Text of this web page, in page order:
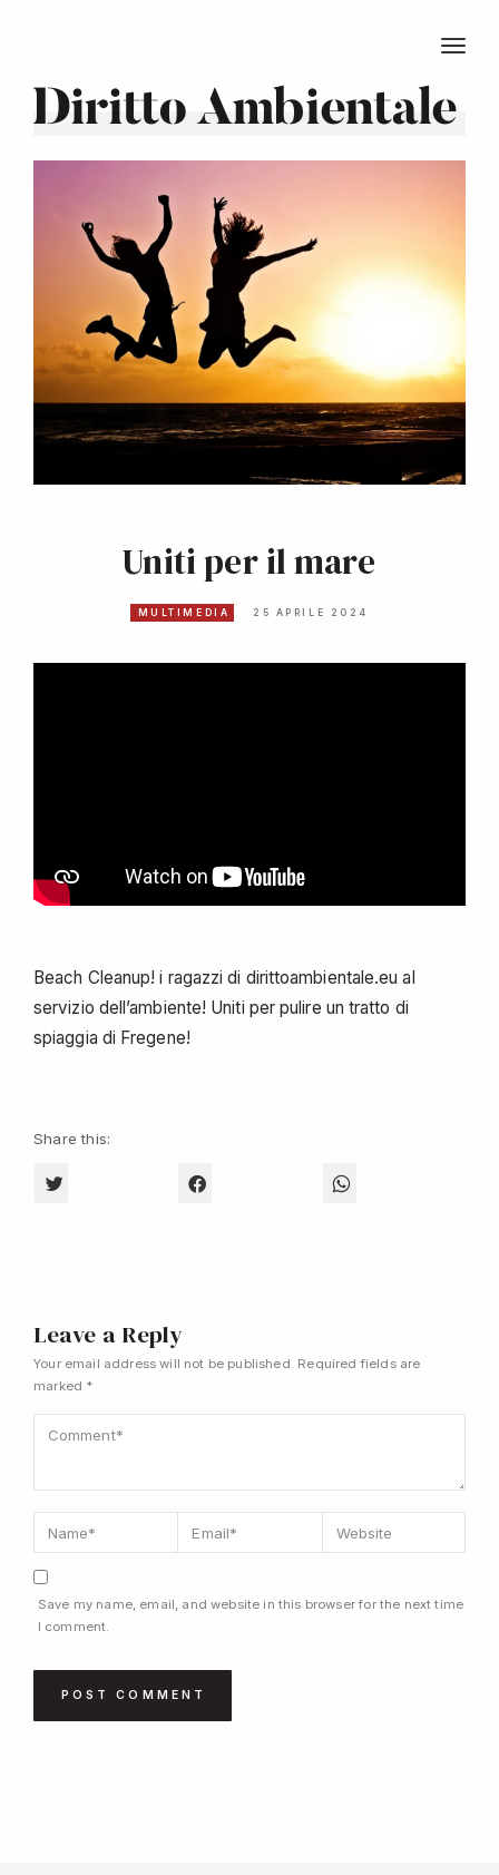
Diritto Ambientale
Uniti per il mare
MULTIMEDIA 25 APRILE 2024
Beach Cleanup! i ragazzi di dirittoambientale.eu al
servizio dell’ambiente! Uniti per pulire un tratto di
spiaggia di Fregene!
Share this:
CLICK TO SHARE ON TWITTER (OPENS IN NEW WINDOW)
CLICK TO SHARE ON FACEBOOK (OPENS
Leave a Reply
Your email address will not be published. Required fields are
marked *
Save my name, email, and website in this browser for the next time
I comment.